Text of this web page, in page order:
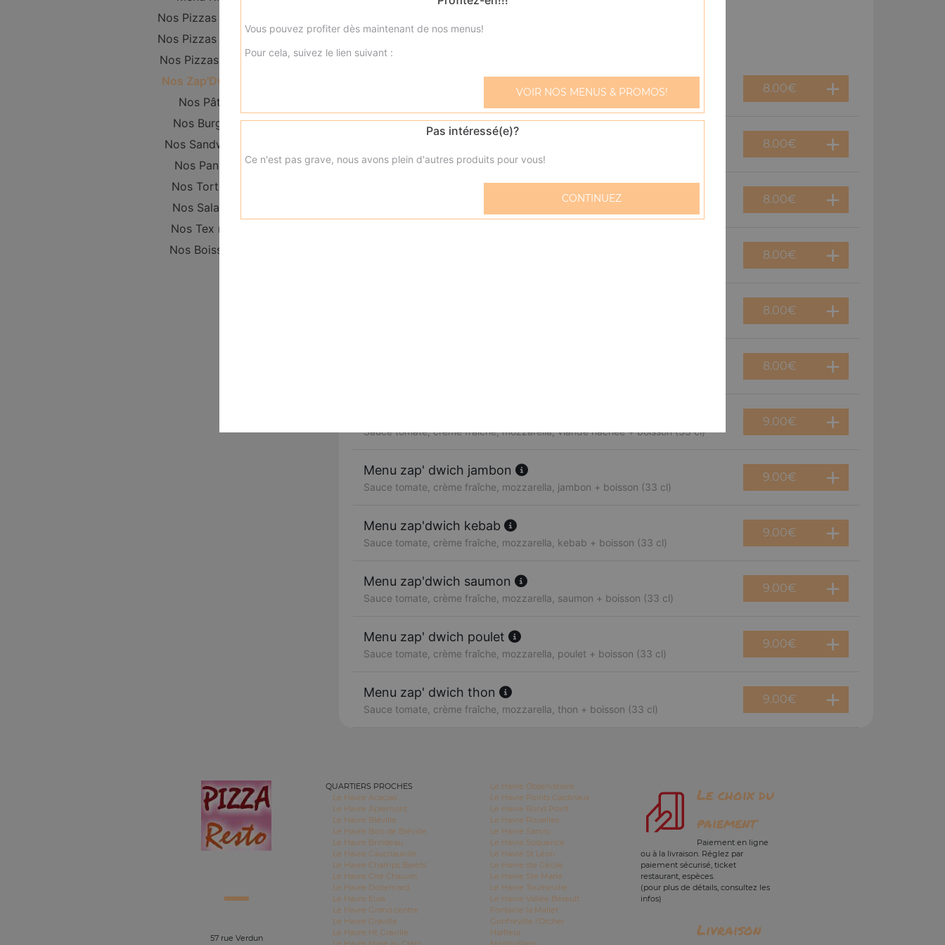
Nos Pizzas Junior
Nos Pizzas Senior
Nos Pizzas Méga
Nos Zap'Dwichs
Nos Pâtes
Nos Burgers
Nos Sandwichs
Nos Paninis
Nos Tortillas
Nos Salades
Nos Tex mex
Nos Boissons
Zap' dwich viande hachée
Sauce tomate, crème fraîche, mozzarella, viande hachée
8.00€
Zap' dwich jambon
Sauce tomate, crème fraîche, mozzarella, jambon
8.00€
8.00€
8.00€
8.00€
8.00€
Sauce tomate, crème fraîche, mozzarella, viande hachée + boisson (33 cl)
9.00€
Menu zap' dwich jambon
Sauce tomate, crème fraîche, mozzarella, jambon + boisson (33 cl)
9.00€
Menu zap'dwich kebab
Sauce tomate, crème fraîche, mozzarella, kebab + boisson (33 cl)
9.00€
Menu zap'dwich saumon
Sauce tomate, crème fraîche, mozzarella, saumon + boisson (33 cl)
9.00€
Menu zap' dwich poulet
Sauce tomate, crème fraîche, mozzarella, poulet + boisson (33 cl)
9.00€
Menu zap' dwich thon
Sauce tomate, crème fraîche, mozzarella, thon + boisson (33 cl)
9.00€
57 rue Verdun
QUARTIERS PROCHES
Le Havre Acacias
Le Havre Aplemont
Le Havre Bléville
Le Havre Bois de Bléville
Le Havre Brindeau
Le Havre Caucriauville
Le Havre Champs Barets
Le Havre Cité Chauvin
Le Havre Dollemard
Le Havre Eure
Le Havre Grand centre
Le Havre Graville
Le Havre Ht Graville
Le Havre Observatoire
Le Havre Points Cardinaux
Le Havre Rond Point
Le Havre Rouelles
Le Havre Sanvic
Le Havre Soquence
Le Havre St Léon
Le Havre ste Cécile
Le Havre Ste Marie
Le Havre Tourneville
Le Havre Vallée Béreult
Fontaine la Mallet
Gonfreville l'Orcher
Harfleur
Le choix du
paiement
Paiement en ligne
ou à la livraison. Réglez par
paiement sécurisé, ticket
restaurant, espèces.
(pour plus de détails, consultez les
infos)
Livraison
Vous pouvez profiter dès maintenant de nos menus!
Pour cela, suivez le lien suivant :
VOIR NOS MENUS & PROMOS!
Pas intéressé(e)?
Ce n'est pas grave, nous avons plein d'autres produits pour vous!
CONTINUEZ